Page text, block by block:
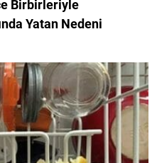
Birbirleriyle
Yatan Nedeni